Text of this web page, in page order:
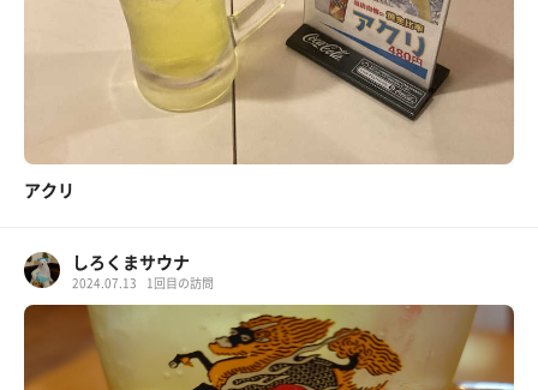
アクリ
しろくまサウナ
2024.07.13 1回目の訪問